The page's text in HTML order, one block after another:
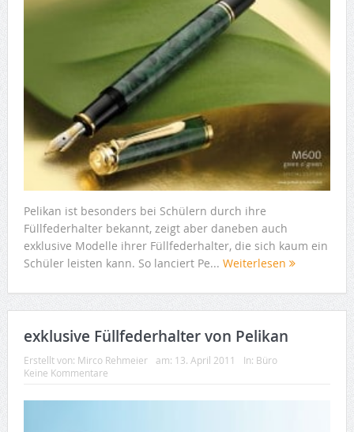
Pelikan ist besonders bei Schülern durch ihre
Füllfederhalter bekannt, zeigt aber daneben auch
exklusive Modelle ihrer Füllfederhalter, die sich kaum ein
Schüler leisten kann. So lanciert Pe... Weiterlesen
exklusive Füllfederhalter von Pelikan
Erstellt von: Mirco Rehmeier am: 13. April 2011 In: Büro
Keine Kommentare